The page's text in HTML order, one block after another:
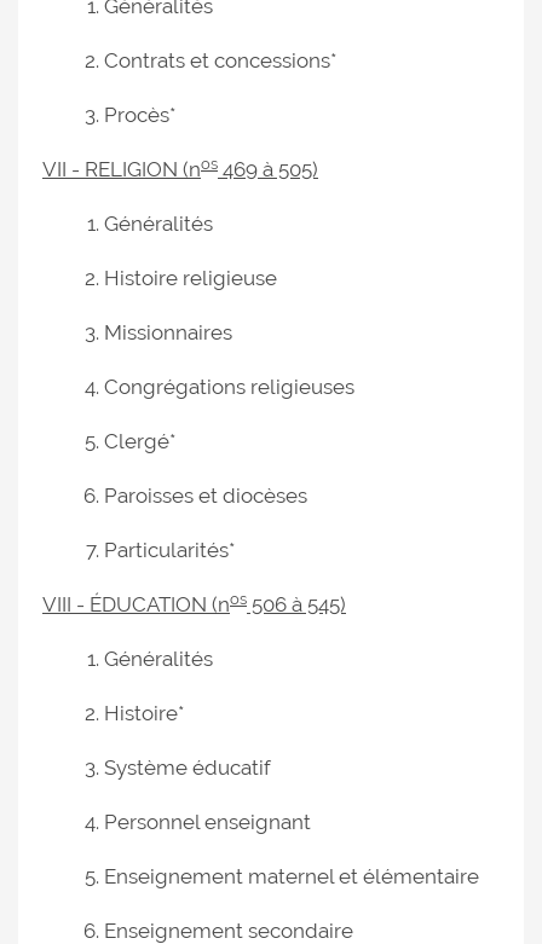
Généralités
Contrats et concessions*
Procès*
VII - RELIGION (nos 469 à 505)
Généralités
Histoire religieuse
Missionnaires
Congrégations religieuses
Clergé*
Paroisses et diocèses
Particularités*
VIII - ÉDUCATION (nos 506 à 545)
Généralités
Histoire*
Système éducatif
Personnel enseignant
Enseignement maternel et élémentaire
Enseignement secondaire